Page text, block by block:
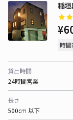
稲
時間
貸出時間
24時間営業
長さ
500cm 以下